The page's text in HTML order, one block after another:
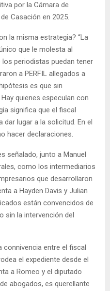
por la Cámara de
Casación en 2025.
la misma estrategia? “La
que le molesta al
periodistas puedan tener
a PERFIL allegados a
es que sin
quienes especulan con
significa que el fiscal
dar lugar a la solicitud. En el
hacer declaraciones.
señalado, junto a Manuel
como los intermediarios
que desarrollaron
a Hayden Davis y Julian
están convencidos de
sin la intervención del
connivencia entre el fiscal
el expediente desde el
a Romeo y el diputado
abogados, es querellante